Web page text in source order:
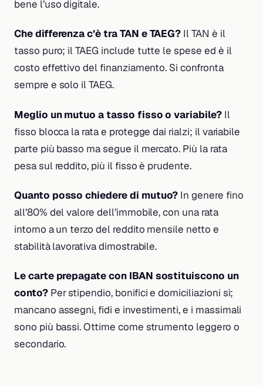
bene l’uso digitale.
Che differenza c’è tra TAN e TAEG? Il TAN è il
tasso puro; il TAEG include tutte le spese ed è il
costo effettivo del finanziamento. Si confronta
sempre e solo il TAEG.
Meglio un mutuo a tasso fisso o variabile?Il
fisso blocca la rata e protegge dai rialzi; il variabile
parte più basso ma segue il mercato. Più la rata
pesa sul reddito, più il fisso è prudente.
Quanto posso chiedere di mutuo? In genere fino
all’80% del valore dell’immobile, con una rata
intorno a un terzo del reddito mensile netto e
stabilità lavorativa dimostrabile.
Le carte prepagate con IBAN sostituiscono un
conto?Per stipendio, bonifici e domiciliazioni sì;
mancano assegni, fidi e investimenti, e i massimali
sono più bassi. Ottime come strumento leggero o
secondario.